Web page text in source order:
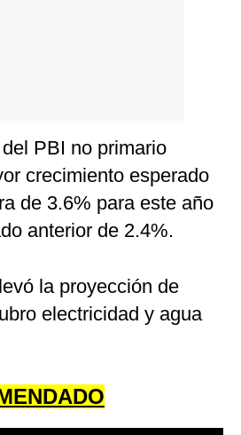
PBI no primario
crecimiento esperado
de 3.6% para este año
anterior de 2.4%.
la proyección de
electricidad y agua